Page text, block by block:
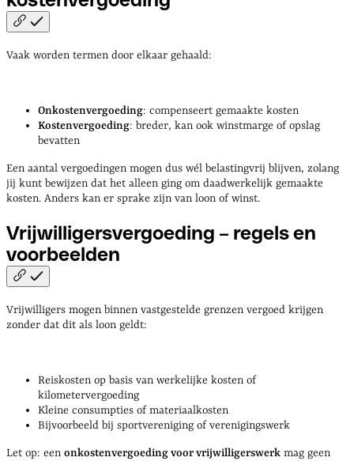
Vaak worden termen door elkaar gehaald:
Onkostenvergoeding: compenseert gemaakte kosten
Kostenvergoeding: breder, kan ook winstmarge of opslag
bevatten
Een aantal vergoedingen mogen dus wél belastingvrij blijven, zolang
jij kunt bewijzen dat het alleen ging om daadwerkelijk gemaakte
kosten. Anders kan er sprake zijn van loon of winst.
Vrijwilligersvergoeding – regels en
voorbeelden
Vrijwilligers mogen binnen vastgestelde grenzen vergoed krijgen
zonder dat dit als loon geldt:
Reiskosten op basis van werkelijke kosten of
kilometervergoeding
Kleine consumpties of materiaalkosten
Bijvoorbeeld bij sportvereniging of verenigingswerk
Let op: een onkostenvergoeding voor vrijwilligerswerk mag geen